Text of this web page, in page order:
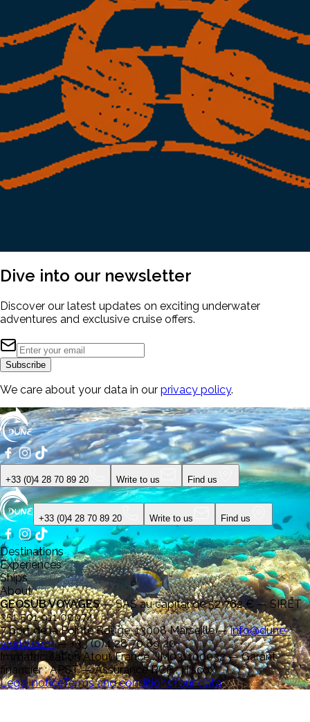
Dive into our newsletter
Discover our latest updates on exciting underwater
adventures and exclusive cruise offers.
Subscribe
We care about your data in our privacy policy.
+33 (0)4 28 70 89 20 Write to us Find us
+33 (0)4 28 70 89 20 Write to us Find us
Destinations
Experiences
Ships
About
GEOSUB VOYAGES—SAS au capital de 52 762 € — SIRET
351 501 911 00074
7 port de la Pointe Rouge, 13008 Marseille—info@dune-
world.com—+33 (0)4 28 70 89 20
Immatriculation Atout France : IM031100032 — Garant
financier : APST — Assurance RCP : Hiscox
Legal noticeTerms and conditionsYour data